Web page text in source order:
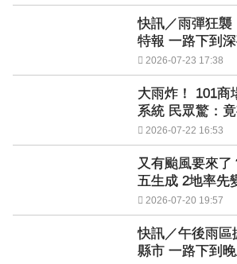
快訊／雨彈狂襲
特報 一路下到
2026-07-23 17:38
大雨炸！ 101商
系統 民眾驚：
2026-07-22 16:53
又有颱風要來了
五生成 2地率先
2026-07-20 19:57
快訊／午後雨區
縣市 一路下到